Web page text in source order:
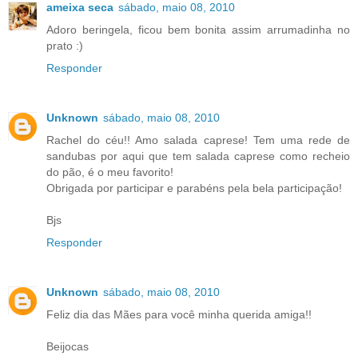
ameixa seca sábado, maio 08, 2010
Adoro beringela, ficou bem bonita assim arrumadinha no
prato :)
Responder
Unknown sábado, maio 08, 2010
Rachel do céu!! Amo salada caprese! Tem uma rede de
sandubas por aqui que tem salada caprese como recheio
do pão, é o meu favorito!
Obrigada por participar e parabéns pela bela participação!
Bjs
Responder
Unknown sábado, maio 08, 2010
Feliz dia das Mães para você minha querida amiga!!
Beijocas